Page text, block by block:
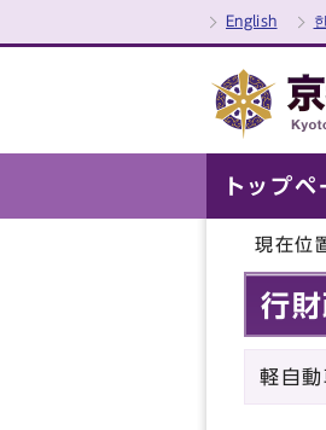
English
トップペ
現在位
行
軽自